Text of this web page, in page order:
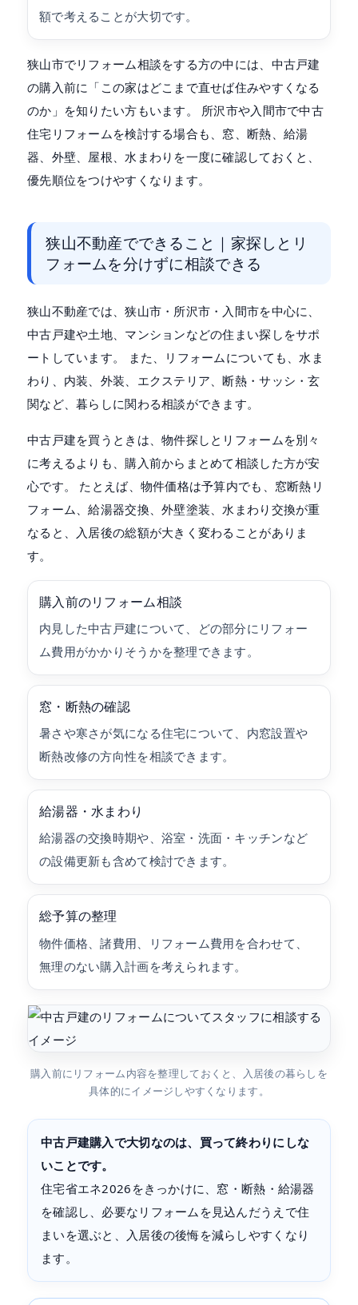
額で考えることが大切です。
狭山市でリフォーム相談をする方の中には、中古戸建
の購入前に「この家はどこまで直せば住みやすくなる
のか」を知りたい方もいます。 所沢市や入間市で中古
住宅リフォームを検討する場合も、窓、断熱、給湯
器、外壁、屋根、水まわりを一度に確認しておくと、
優先順位をつけやすくなります。
狭山不動産でできること｜家探しとリ
フォームを分けずに相談できる
狭山不動産では、狭山市・所沢市・入間市を中心に、
中古戸建や土地、マンションなどの住まい探しをサポ
ートしています。 また、リフォームについても、水ま
わり、内装、外装、エクステリア、断熱・サッシ・玄
関など、暮らしに関わる相談ができます。
中古戸建を買うときは、物件探しとリフォームを別々
に考えるよりも、購入前からまとめて相談した方が安
心です。 たとえば、物件価格は予算内でも、窓断熱リ
フォーム、給湯器交換、外壁塗装、水まわり交換が重
なると、入居後の総額が大きく変わることがありま
す。
購入前のリフォーム相談
内見した中古戸建について、どの部分にリフォー
ム費用がかかりそうかを整理できます。
窓・断熱の確認
暑さや寒さが気になる住宅について、内窓設置や
断熱改修の方向性を相談できます。
給湯器・水まわり
給湯器の交換時期や、浴室・洗面・キッチンなど
の設備更新も含めて検討できます。
総予算の整理
物件価格、諸費用、リフォーム費用を合わせて、
無理のない購入計画を考えられます。
購入前にリフォーム内容を整理しておくと、入居後の暮らしを
具体的にイメージしやすくなります。
中古戸建購入で大切なのは、買って終わりにしな
いことです。
住宅省エネ2026をきっかけに、窓・断熱・給湯器
を確認し、必要なリフォームを見込んだうえで住
まいを選ぶと、入居後の後悔を減らしやすくなり
ます。